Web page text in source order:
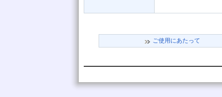
ご使用にあたって